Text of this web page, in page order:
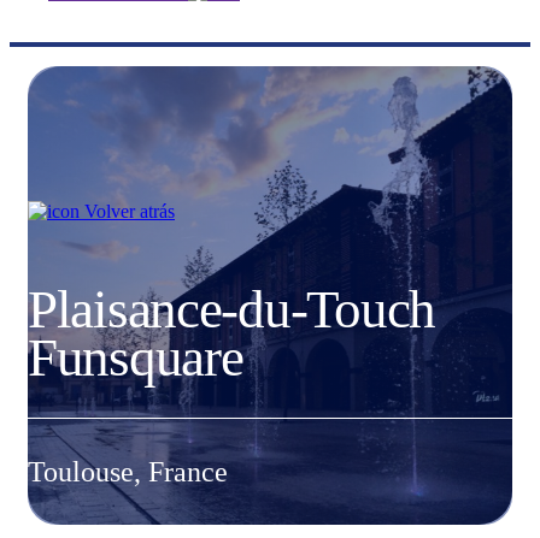
Volver atrás
Plaisance-du-Touch
Funsquare
Toulouse, France